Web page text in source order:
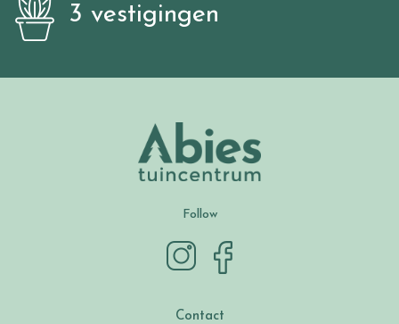
3 vestigingen
Follow
Contact